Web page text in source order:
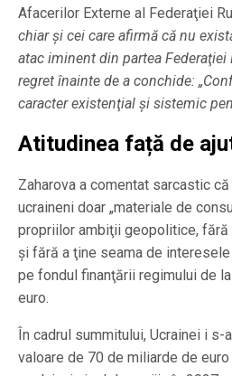
Afacerilor Externe al Federaţiei
chiar şi cei care afirmă că nu
atac iminent din partea Federaţiei
regret înainte de a conchide:
caracter existenţial şi sistemic
Atitudinea față de
Zaharova a comentat sarcastic
ucraineni doar „materiale de
propriilor ambiţii geopolitice, fără
şi fără a ţine seama de
pe fondul finanţării regimului de
euro.
În cadrul summitului, Ucrainei i s-
valoare de 70 de miliarde de